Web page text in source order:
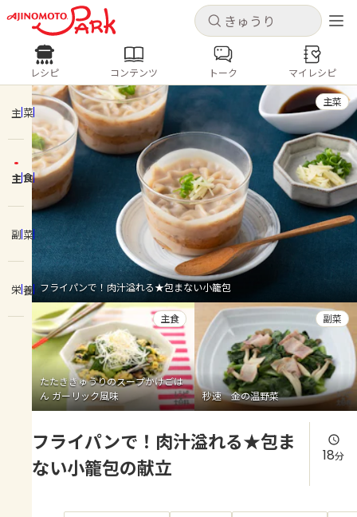
キャンセル
ログインするとレシピを保存できます
ログイン 新規登録
コンテンツ
レシピ
トーク
よくあるお問い合わせ
お買い物
AJINOMOTO PARK とは
キャンセル
レシピ コンテンツ
人気の食材・レシピ
きゅうり なす トマト
とうもろこし
ピーマン
みょうが ゴーヤ
レシピ コンテンツ トーク マイレシピ
主菜
主食
副菜
栄養 フライパンで！肉汁溢れる★包まない小籠包
主菜
たたききゅうりのスープかけごは
ん ガーリック風味
主食
秒速 金の温野菜
副菜
フライパンで！肉汁溢れる★包ま
ない小籠包の献立
18分